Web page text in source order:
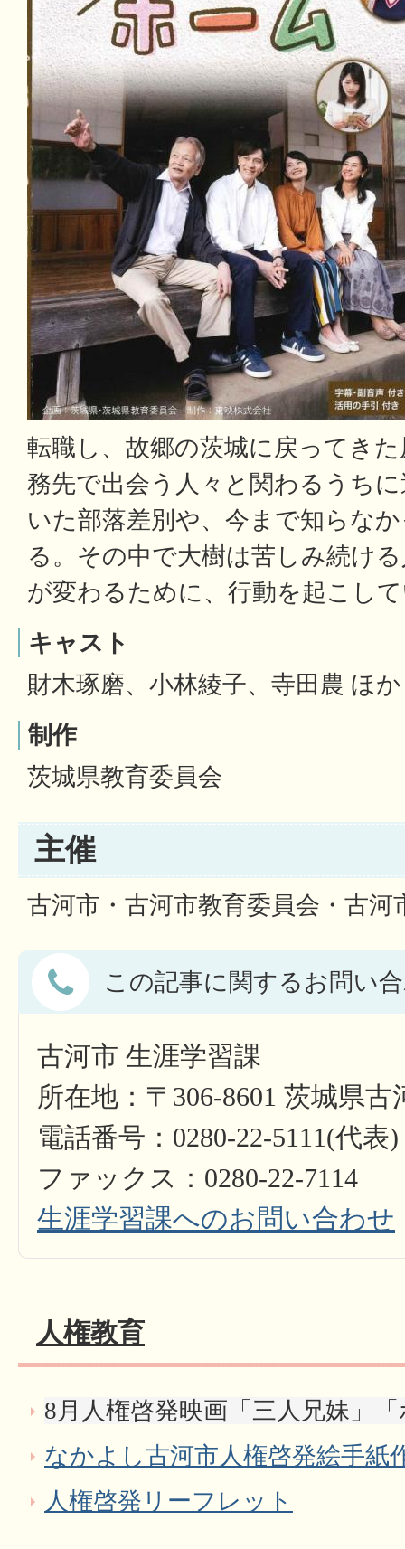
転職し、故郷の茨城に戻ってき
務先で出会う人々と関わるうち
いた部落差別や、今まで知らな
る。その中で大樹は苦しみ続け
が変わるために、行動を起こし
キャスト
財木琢磨、小林綾子、寺田農 ほか
制作
茨城県教育委員会
主催
古河市・古河市教育委員会・古河
この記事に関するお問い
古河市 生涯学習課
所在地：〒306-8601 茨城県
電話番号：0280-22-5111(代表)
ファックス：0280-22-7114
生涯学習課へのお問い合わせ
人権教育
8月人権啓発映画「三人兄妹」
なかよし古河市人権啓発絵手紙
人権啓発リーフレット